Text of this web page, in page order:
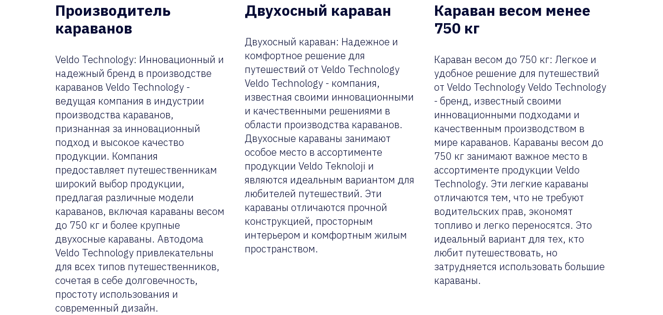
Производитель
караванов
Veldo Technology: Инновационный и
надежный бренд в производстве
караванов Veldo Technology -
ведущая компания в индустрии
производства караванов,
признанная за инновационный
подход и высокое качество
продукции. Компания
предоставляет путешественникам
широкий выбор продукции,
предлагая различные модели
караванов, включая караваны весом
до 750 кг и более крупные
двухосные караваны. Автодома
Veldo Technology привлекательны
для всех типов путешественников,
сочетая в себе долговечность,
простоту использования и
современный дизайн.
Двухосный караван
Двухосный караван: Надежное и
комфортное решение для
путешествий от Veldo Technology
Veldo Technology - компания,
известная своими инновационными
и качественными решениями в
области производства караванов.
Двухосные караваны занимают
особое место в ассортименте
продукции Veldo Teknoloji и
являются идеальным вариантом для
любителей путешествий. Эти
караваны отличаются прочной
конструкцией, просторным
интерьером и комфортным жилым
пространством.
Караван весом менее
750 кг
Караван весом до 750 кг: Легкое и
удобное решение для путешествий
от Veldo Technology Veldo Technology
- бренд, известный своими
инновационными подходами и
качественным производством в
мире караванов. Караваны весом до
750 кг занимают важное место в
ассортименте продукции Veldo
Technology. Эти легкие караваны
отличаются тем, что не требуют
водительских прав, экономят
топливо и легко переносятся. Это
идеальный вариант для тех, кто
любит путешествовать, но
затрудняется использовать большие
караваны.